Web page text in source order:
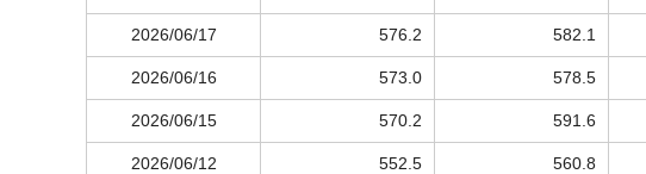
2026/06/17 576.2 582.1
2026/06/16 573.0 578.5
2026/06/15 570.2 591.6
2026/06/12 552.5 560.8